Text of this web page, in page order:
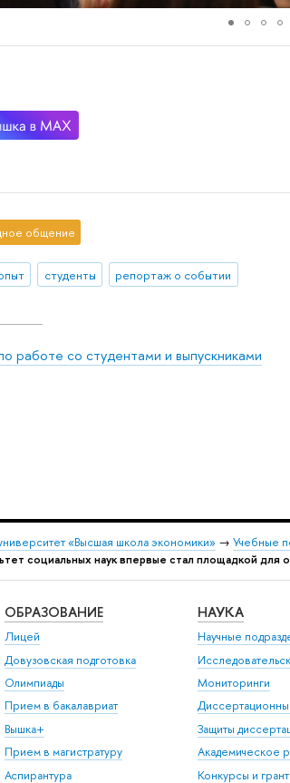
общение
студенты репортаж о событии
работе со студентами и выпускниками
«Высшая школа экономики» → Учебные
социальных наук впервые стал площадкой для
ОБРАЗОВАНИЕ
Лицей
Довузовская подготовка
Олимпиады
Прием в бакалавриат
Вышка+
Прием в магистратуру
Аспирантура
НАУКА
Научные
Мониторинги
Защиты
Академическое
Конкурсы и